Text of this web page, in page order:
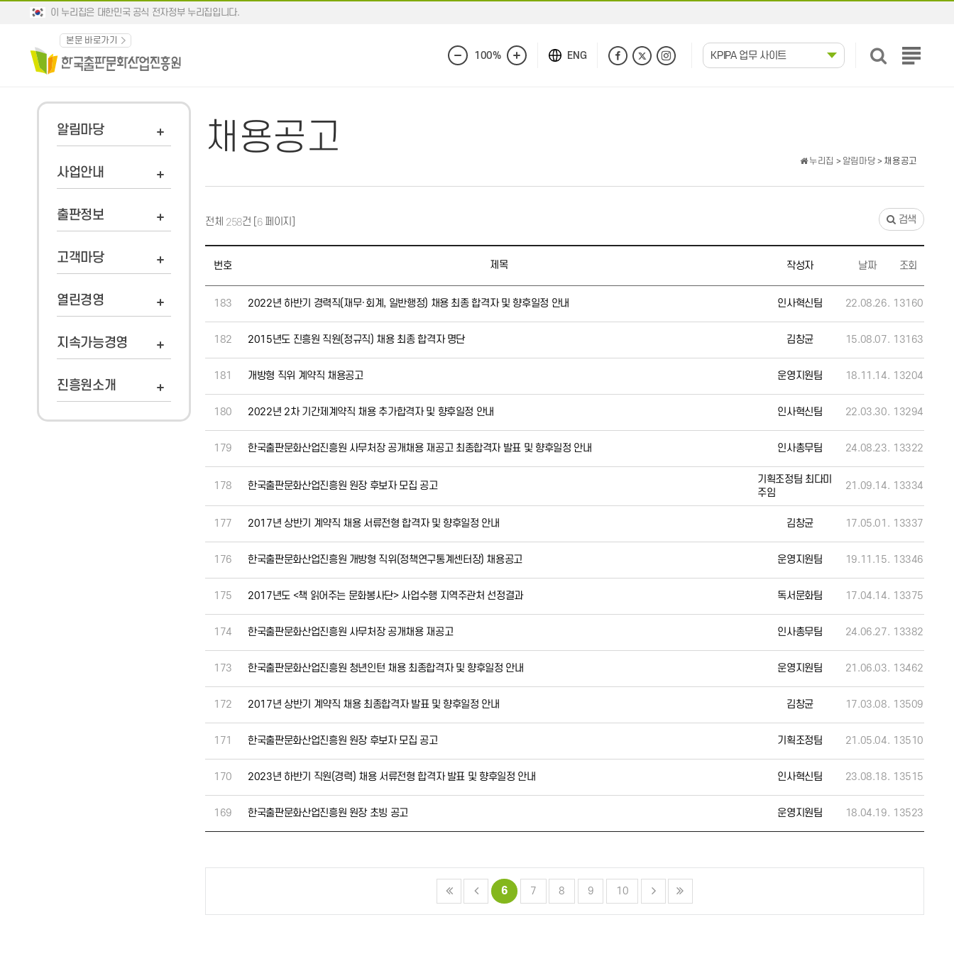
이 누리집은 대한민국 공식 전자정부 누리집입니다.
본문 바로가기
화
100%
화
ENG KPIPA 업무 사이트
전
알림마당
사업안내
출판정보
고객마당
열린경영
지속가능경영
진흥원소개
채용공고
누리집 > 알림마당 > 채용공고
전체 258건 [ 6페이지] 검색
번호 제목 작성자 날짜 조회
183 2022년 하반기 경력직(재무·회계, 일반행정) 채용 최종 합격자 및 향후일정 안내 인사혁신팀 22.08.26. 13160
182 2015년도 진흥원 직원(정규직) 채용 최종 합격자 명단 김창균 15.08.07. 13163
181 개방형 직위 계약직 채용공고 운영지원팀 18.11.14. 13204
180 2022년 2차 기간제계약직 채용 추가합격자 및 향후일정 안내 인사혁신팀 22.03.30. 13294
179 한국출판문화산업진흥원 사무처장 공개채용 재공고 최종합격자 발표 및 향후일정 안내 인사총무팀 24.08.23. 13322
178 한국출판문화산업진흥원 원장 후보자 모집 공고
기획조정팀 최다미
주임
21.09.14. 13334
177 2017년 상반기 계약직 채용 서류전형 합격자 및 향후일정 안내 김창균 17.05.01. 13337
176 한국출판문화산업진흥원 개방형 직위(정책연구통계센터장) 채용공고 운영지원팀 19.11.15. 13346
175 2017년도 <책 읽어주는 문화봉사단> 사업수행 지역주관처 선정결과 독서문화팀 17.04.14. 13375
174 한국출판문화산업진흥원 사무처장 공개채용 재공고 인사총무팀 24.06.27. 13382
173 한국출판문화산업진흥원 청년인턴 채용 최종합격자 및 향후일정 안내 운영지원팀 21.06.03. 13462
172 2017년 상반기 계약직 채용 최종합격자 발표 및 향후일정 안내 김창균 17.03.08. 13509
171 한국출판문화산업진흥원 원장 후보자 모집 공고 기획조정팀 21.05.04. 13510
170 2023년 하반기 직원(경력) 채용 서류전형 합격자 발표 및 향후일정 안내 인사혁신팀 23.08.18. 13515
169 한국출판문화산업진흥원 원장 초빙 공고 운영지원팀 18.04.19. 13523
6 7 8 9 10